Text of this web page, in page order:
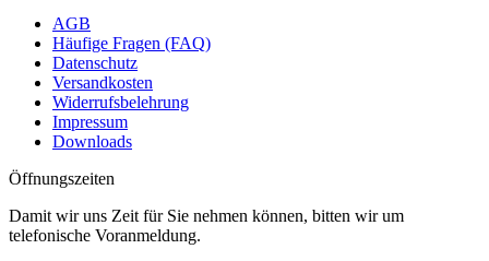
AGB
Häufige Fragen (FAQ)
Datenschutz
Versandkosten
Widerrufsbelehrung
Impressum
Downloads
Öffnungszeiten
Damit wir uns Zeit für Sie nehmen können, bitten wir um
telefonische Voranmeldung.